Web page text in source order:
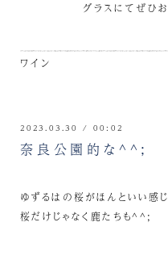
グラスにてぜひお
ワイン
2023.03.30 / 00:02
奈良公園的な^^;
ゆずるはの桜がほんといい感じ
桜だけじゃなく鹿たちも^^;